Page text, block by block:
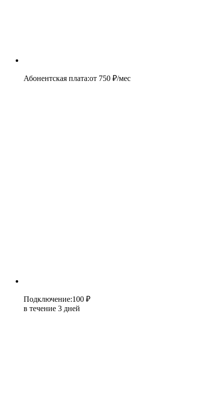
Абонентская плата:от 750 ₽/мес
Подключение:100 ₽
в течение 3 дней